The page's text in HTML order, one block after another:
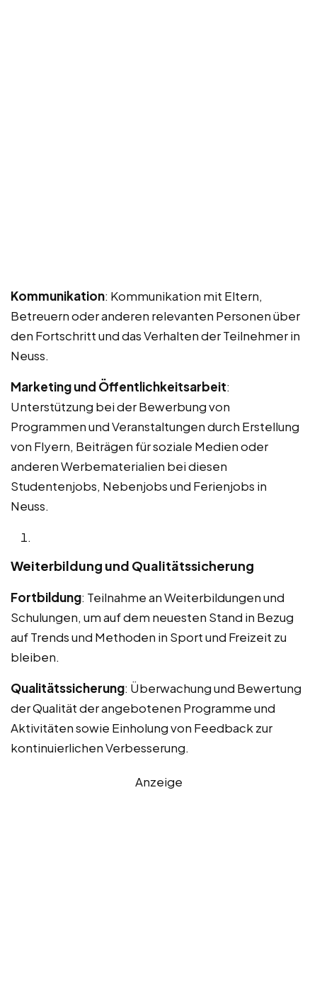
Kommunikation: Kommunikation mit Eltern,
Betreuern oder anderen relevanten Personen über
den Fortschritt und das Verhalten der Teilnehmer in
Neuss.
Marketing und Öffentlichkeitsarbeit:
Unterstützung bei der Bewerbung von
Programmen und Veranstaltungen durch Erstellung
von Flyern, Beiträgen für soziale Medien oder
anderen Werbematerialien bei diesen
Studentenjobs, Nebenjobs und Ferienjobs in
Neuss.
Weiterbildung und Qualitätssicherung
Fortbildung: Teilnahme an Weiterbildungen und
Schulungen, um auf dem neuesten Stand in Bezug
auf Trends und Methoden in Sport und Freizeit zu
bleiben.
Qualitätssicherung: Überwachung und Bewertung
der Qualität der angebotenen Programme und
Aktivitäten sowie Einholung von Feedback zur
kontinuierlichen Verbesserung.
Anzeige